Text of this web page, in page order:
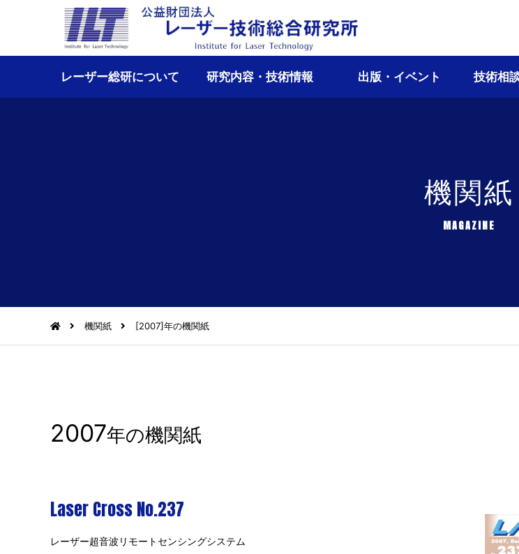
レーザー総研について 研究内容・技術情報 出版・イベント 技術相
機関紙
MAGAZINE
機関紙 [2007]年の機関紙
2007年の機関紙
Laser Cross No.237
レーザー超音波リモートセンシングシステム